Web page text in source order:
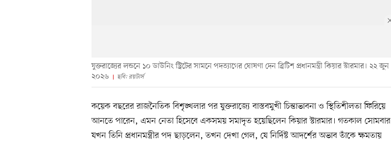
যুক্তরাজ্যের লন্ডনে ১০ ডাউনিং স্ট্রিটের সামনে পদত্যাগের ঘোষণা দেন ব্রিটিশ প্রধানমন্ত্রী কিয়ার স্টারমার। ২২ জুন
২০২৬
ছবি: রয়টার্স
কয়েক বছরের রাজনৈতিক বিশৃঙ্খলার পর যুক্তরাজ্যে বাস্তবমুখী চিন্তাভাবনা ও স্থিতিশীলতা ফিরিয়ে
আনতে পারেন, এমন নেতা হিসেবে একসময় সমাদৃত হয়েছিলেন কিয়ার স্টারমার। গতকাল সোমবার
যখন তিনি প্রধানমন্ত্রীর পদ ছাড়লেন, তখন দেখা গেল, যে নির্দিষ্ট আদর্শের অভাব তাঁকে ক্ষমতায়